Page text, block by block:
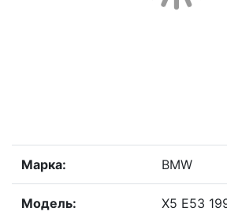
Марка: BMW
Модель: X5 E53